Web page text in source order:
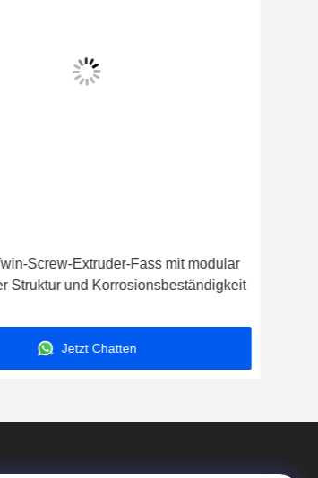
Screw-Extruder-Fass mit modular
Struktur und Korrosionsbeständigkeit
Jetzt Chatten